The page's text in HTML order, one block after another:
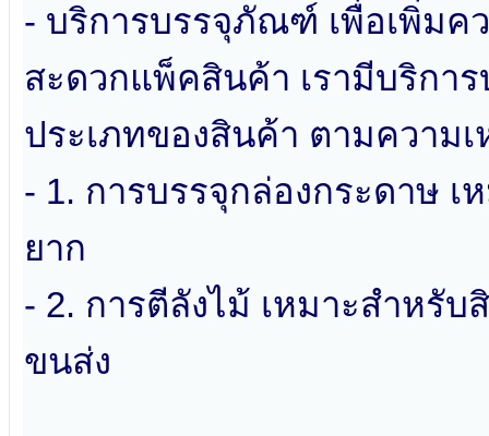
- บริการบรรจุภัณฑ์ เพื่อเพิ่มค
สะดวกแพ็คสินค้า เรามีบริก
ประเภทของสินค้า ตามความ
- 1. การบรรจุกล่องกระดาษ
ยาก
- 2. การตีลังไม้ เหมาะสำหรับ
ขนส่ง